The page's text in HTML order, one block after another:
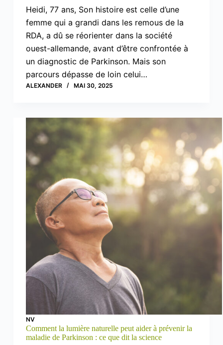
Heidi, 77 ans, Son histoire est celle d’une
femme qui a grandi dans les remous de la
RDA, a dû se réorienter dans la société
ouest-allemande, avant d’être confrontée à
un diagnostic de Parkinson. Mais son
parcours dépasse de loin celui…
ALEXANDER MAI 30, 2025
NV
Comment la lumière naturelle peut aider à prévenir la
maladie de Parkinson : ce que dit la science